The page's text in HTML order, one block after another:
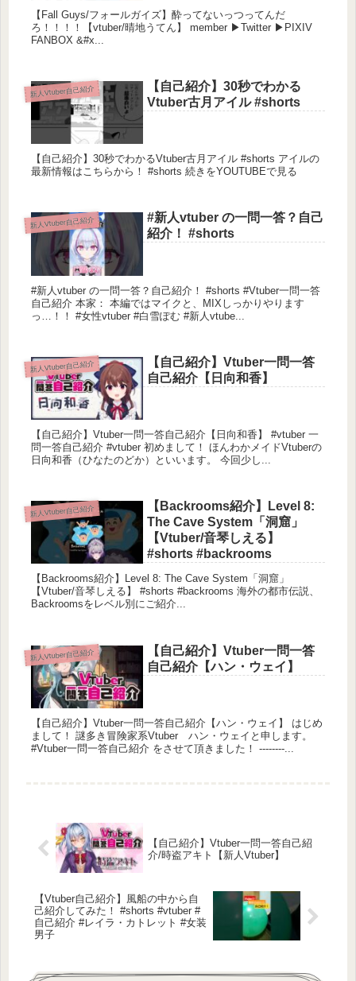
キ】
👑紅音ソラ様
kPdSWb1oQ
Twitter
Tweets by Akane_sora_v
おすすめ動画
【自己紹介】宮廷魔導師の、紅音ソラです
【Vtuber】
Twitter
Tweets by Matsuno_Akita
おすすめ動画
す！一瞬で自己紹介！【新人Vtuber】
【Fall Guys/フォールガイズ】酔ってないっつってんだ
ろ！！！！【vtuber/晴地うてん】 member ▶Twitter ▶PIXIV
FANBOX &#x...
新人Vtuber自己紹介
【自己紹介】30秒でわかる
Vtuber古月アイル #shorts
【自己紹介】30秒でわかるVtuber古月アイル #shorts アイルの
最新情報はこちらから！ #shorts 続きをYOUTUBEで見る
新人Vtuber自己紹介
#新人vtuber の一問一答？自己
紹介！ #shorts
#新人vtuber の一問一答？自己紹介！ #shorts #Vtuber一問一答
自己紹介 本家： 本編ではマイクと、MIXしっかりやります
っ…！！ #女性vtuber #白雪ぽむ #新人vtube...
新人Vtuber自己紹介
【自己紹介】Vtuber一問一答
自己紹介【日向和香】
【自己紹介】Vtuber一問一答自己紹介【日向和香】 #vtuber 一
問一答自己紹介 #vtuber 初めまして！ ほんわかメイドVtuberの
日向和香（ひなたのどか）といいます。 今回少し...
新人Vtuber自己紹介
【Backrooms紹介】Level 8:
The Cave System「洞窟」
【Vtuber/音琴しえる】
#shorts #backrooms
【Backrooms紹介】Level 8: The Cave System「洞窟」
【Vtuber/音琴しえる】 #shorts #backrooms 海外の都市伝説、
Backroomsをレベル別にご紹介...
新人Vtuber自己紹介
【自己紹介】Vtuber一問一答
自己紹介【ハン・ウェイ】
【自己紹介】Vtuber一問一答自己紹介【ハン・ウェイ】 はじめ
まして！ 謎多き冒険家系Vtuber ハン・ウェイと申します。
#Vtuber一問一答自己紹介 をさせて頂きました！ --------...
【自己紹介】Vtuber一問一答自己紹
介/時盗アキト【新人Vtuber】
【Vtuber自己紹介】風船の中から自
己紹介してみた！ #shorts #vtuber #
自己紹介 #レイラ・カトレット #女装
男子